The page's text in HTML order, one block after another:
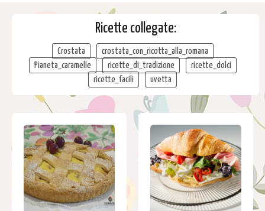
Ricette collegate:
Crostata
crostata_con_ricotta_alla_romana
Pianeta_caramelle
ricette_di_tradizione
ricette_dolci
ricette_facili
uvetta